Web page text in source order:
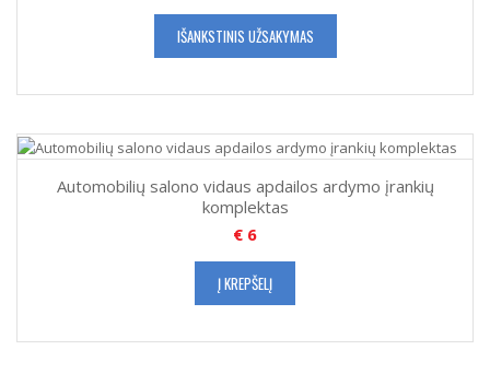
IŠANKSTINIS UŽSAKYMAS
Automobilių salono vidaus apdailos ardymo įrankių
komplektas
€ 6
Į KREPŠELĮ